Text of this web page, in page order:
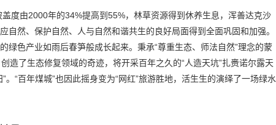
度由2000年的34%提高到55%，林草资源得到休养生息，浑善达克沙
自然、保护自然、人与自然和谐共生的良好局面得到全面巩固和加强。
绿色产业如雨后春笋般成长起来。秉承“尊重生态、师法自然”理念的蒙
造了生态修复领域的奇迹，将开采百年之久的“人造天坑”扎赉诺尔露天
。“百年煤城”也因此摇身变为“网红”旅游胜地，活生生的演绎了一场绿水